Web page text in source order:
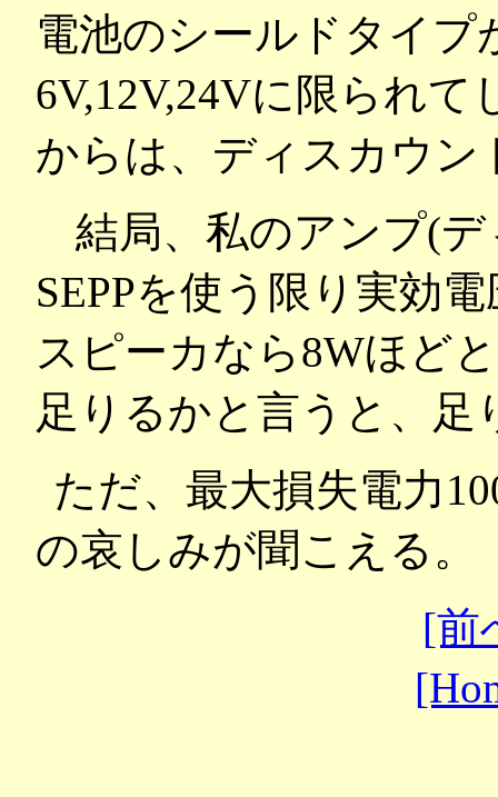
電池のシールドタイプ
6V,12V,24Vに限られ
からは、ディスカウン
結局、私のアンプ(
SEPPを使う限り実効
スピーカなら8Wほど
足りるかと言うと、足
ただ、最大損失電力
の哀しみが聞こえる。
[前